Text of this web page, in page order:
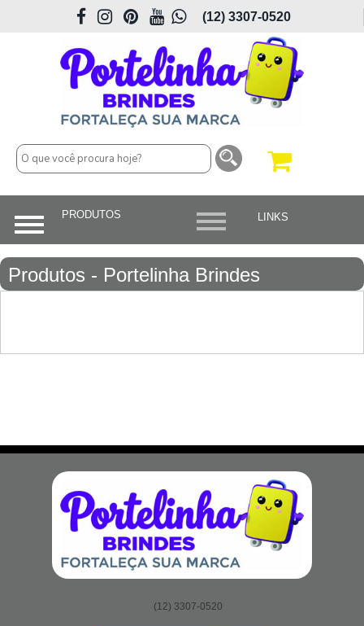
(12) 3307-0520
Produtos - Portelinha Brindes
(12) 3307-0520